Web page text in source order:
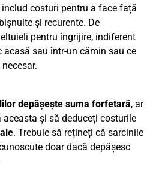
costuri pentru a face față
și recurente. De
pentru îngrijire, indiferent
acasă sau într-un cămin sau ce
depășește suma forfetară, ar
și să deduceți costurile
. Trebuie să rețineți că sarcinile
doar dacă depășesc